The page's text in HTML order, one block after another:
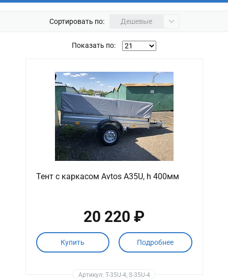
Сортировать по: Дешевые
Показать по:
Тент с каркасом Avtos A35U, h 400мм
20 220 ₽
Купить Подробнее
Артикул: T-35U-4, S-35U-4